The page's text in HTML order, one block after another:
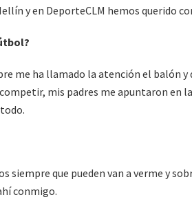
y en DeporteCLM hemos querido
me ha llamado la atención el balón y
mis padres me apuntaron en
siempre que pueden van a verme y
conmigo.